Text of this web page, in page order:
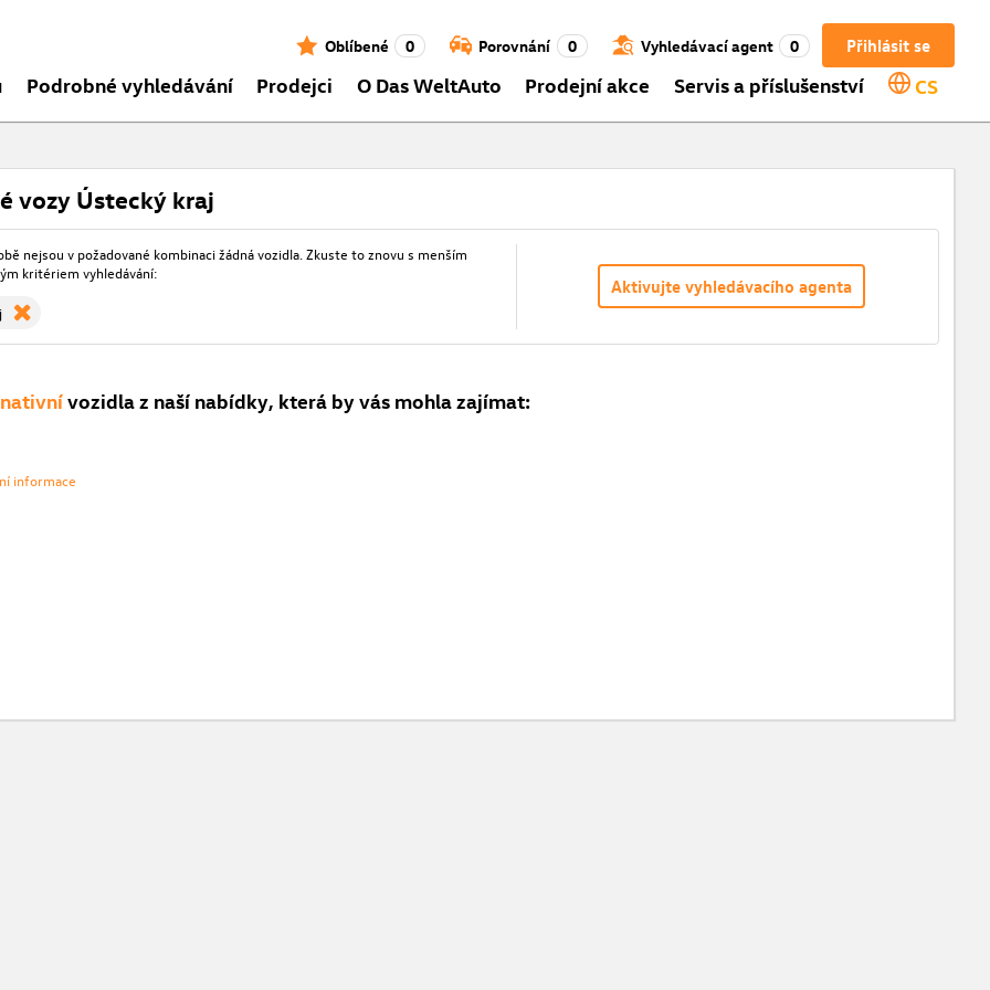
Přihlásit se
Oblíbené 0 Porovnání 0 Vyhledávací agent 0
Podrobné vyhledávání Prodejci O Das WeltAuto Prodejní akce Servis a příslušenství CS
vozy Ústecký kraj
nejsou v požadované kombinaci žádná vozidla. Zkuste to znovu s menším
kritériem vyhledávání:
Aktivujte vyhledávacího agenta
vozidla z naší nabídky, která by vás mohla zajímat:
informace